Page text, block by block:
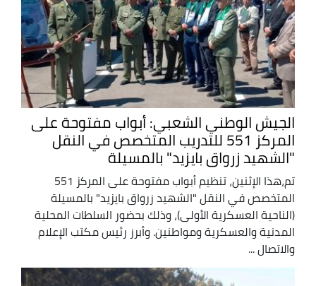
الجيش الوطني الشعبي: أبواب مفتوحة على
المركز 551 للتدريب المتخصص في النقل
"الشهيد زرواق بايزيد" بالمسيلة
تم،هذا الإثنين، تنظيم أبواب مفتوحة على المركز 551
المتخصص في النقل "الشهيد زرواق بايزيد" بالمسيلة
(الناحية العسكرية الأولى)، وذلك بحضور السلطات المحلية
المدنية والعسكرية ومواطنين. وأبرز رئيس مكتب الإعلام
والاتصال ...